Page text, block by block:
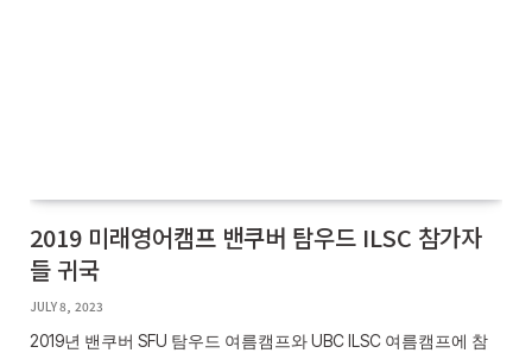
2019 미래영어캠프 밴쿠버 탐우드 ILSC 참가자
들 귀국
JULY 8, 2023
2019년 밴쿠버 SFU 탐우드 여름캠프와 UBC ILSC 여름캠프에 참